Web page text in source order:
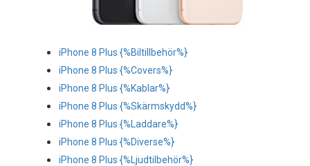
iPhone 8 Plus {%Biltillbehör%}
iPhone 8 Plus {%Covers%}
iPhone 8 Plus {%Kablar%}
iPhone 8 Plus {%Skärmskydd%}
iPhone 8 Plus {%Laddare%}
iPhone 8 Plus {%Diverse%}
iPhone 8 Plus {%Ljudtilbehör%}